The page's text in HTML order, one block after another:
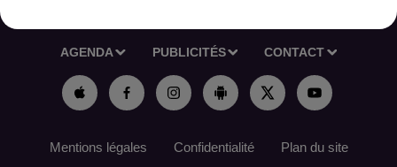
AGENDA PUBLICITÉS CONTACT
Mentions légales Confidentialité Plan du site